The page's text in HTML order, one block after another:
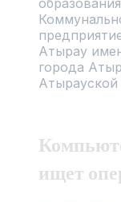
Атырау
города
Атырауской
ищет